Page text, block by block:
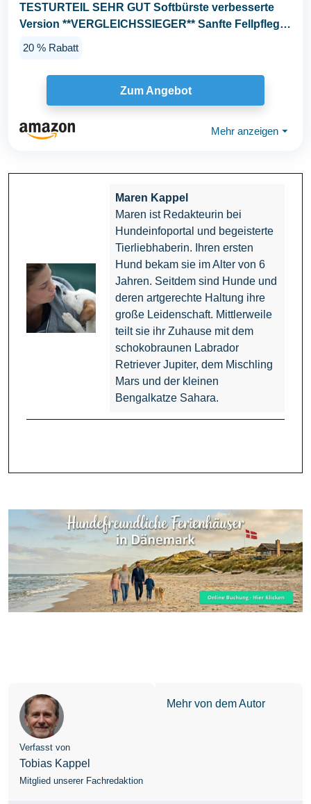
TESTURTEIL SEHR GUT Softbürste verbesserte
Version **VERGLEICHSSIEGER** Sanfte Fellpflege
20 % Rabatt
Zum Angebot
Mehr anzeigen ⏷
Maren Kappel
Maren ist Redakteurin bei
Hundeinfoportal und begeisterte
Tierliebhaberin. Ihren ersten
Hund bekam sie im Alter von 6
Jahren. Seitdem sind Hunde und
deren artgerechte Haltung ihre
große Leidenschaft. Mittlerweile
teilt sie ihr Zuhause mit dem
schokobraunen Labrador
Retriever Jupiter, dem Mischling
Mars und der kleinen
Bengalkatze Sahara.
Verfasst von
Tobias Kappel
Mitglied unserer Fachredaktion
Mehr von dem Autor